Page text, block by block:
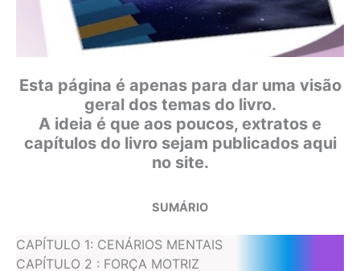
Esta página é apenas para dar uma visão
geral dos temas do livro.
A ideia é que aos poucos, extratos e
capítulos do livro sejam publicados aqui
no site.
SUMÁRIO
CAPÍTULO 1: CENÁRIOS MENTAIS
CAPÍTULO 2 : FORÇA MOTRIZ